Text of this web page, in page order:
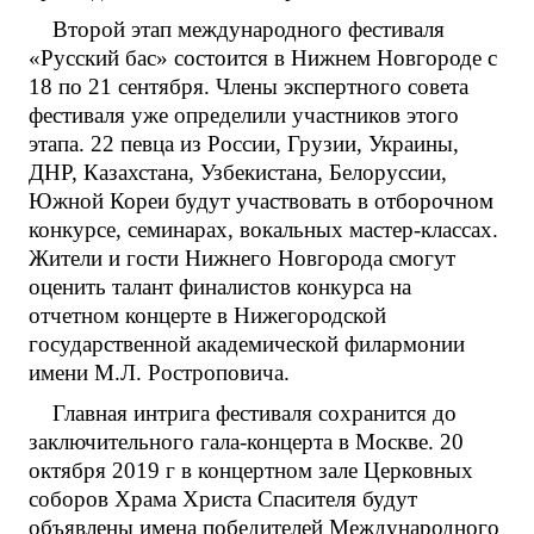
Второй этап международного фестиваля
«Русский бас» состоится в Нижнем Новгороде с
18 по 21 сентября. Члены экспертного совета
фестиваля уже определили участников этого
этапа. 22 певца из России, Грузии, Украины,
ДНР, Казахстана, Узбекистана, Белоруссии,
Южной Кореи будут участвовать в отборочном
конкурсе, семинарах, вокальных мастер-классах.
Жители и гости Нижнего Новгорода смогут
оценить талант финалистов конкурса на
отчетном концерте в Нижегородской
государственной академической филармонии
имени М.Л. Ростроповича.
Главная интрига фестиваля сохранится до
заключительного гала-концерта в Москве. 20
октября 2019 г в концертном зале Церковных
соборов Храма Христа Спасителя будут
объявлены имена победителей Международного